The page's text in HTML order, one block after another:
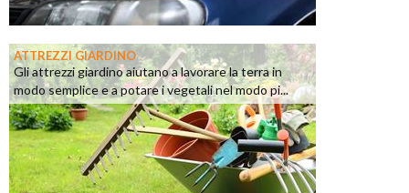
ATTREZZI GIARDINO
Gli attrezzi giardino aiutano a lavorare la terra in
modo semplice e a potare i vegetali nel modo pi...